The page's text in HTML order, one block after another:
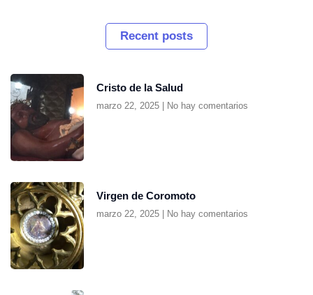
Recent posts
Cristo de la Salud
marzo 22, 2025 No hay comentarios
Virgen de Coromoto
marzo 22, 2025 No hay comentarios